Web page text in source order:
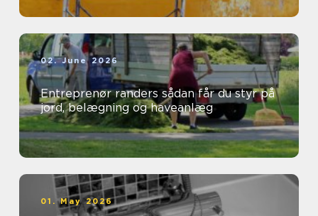
02. June 2026
Entreprenør randers sådan får du styr på
jord, belægning og haveanlæg
01. May 2026